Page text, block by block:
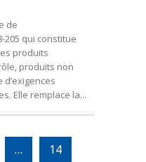
de
205 qui constitue
produits
produits non
Elle remplace la...
… 14